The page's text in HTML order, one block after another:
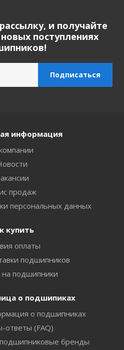
и получайте
поступлениях
информация
продаж
персональных данных
купить
оплаты
подшипников
на подшипники
о подшипиках
о подшипниках
ответы (FAQ)
бренды